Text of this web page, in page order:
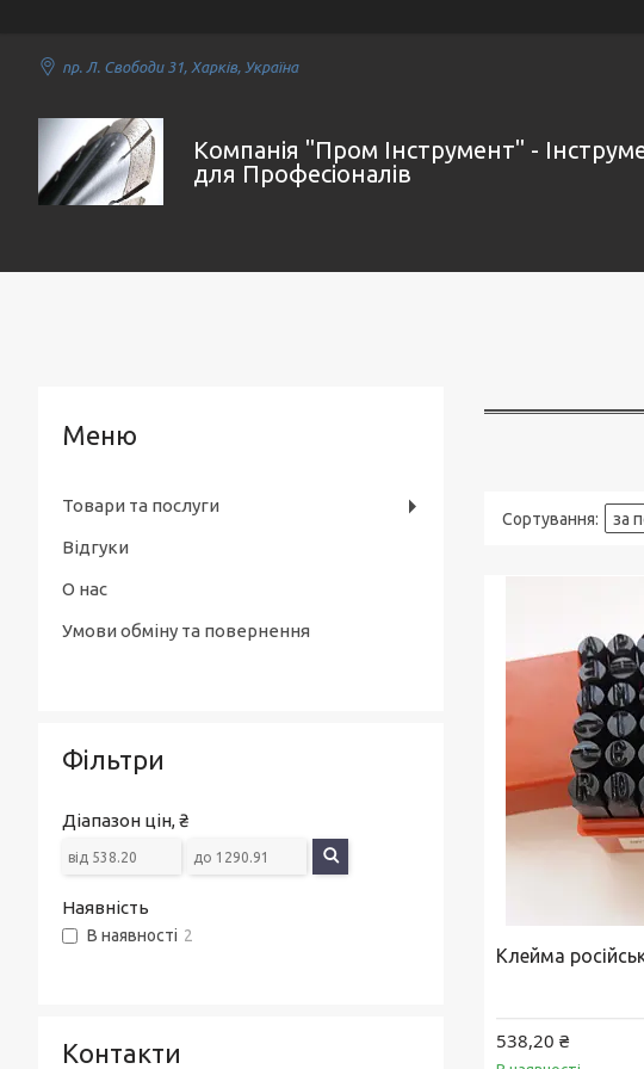
пр. Л. Свободи 31, Харків, Україна
Компанія "Пром Інструмент" -
для Професіоналів
Клейма
538,20 ₴
Товари та послуги
Відгуки
О нас
Умови обміну та повернення
Фільтри
Діапазон цін, ₴
Наявність
В наявності 2
Контакти